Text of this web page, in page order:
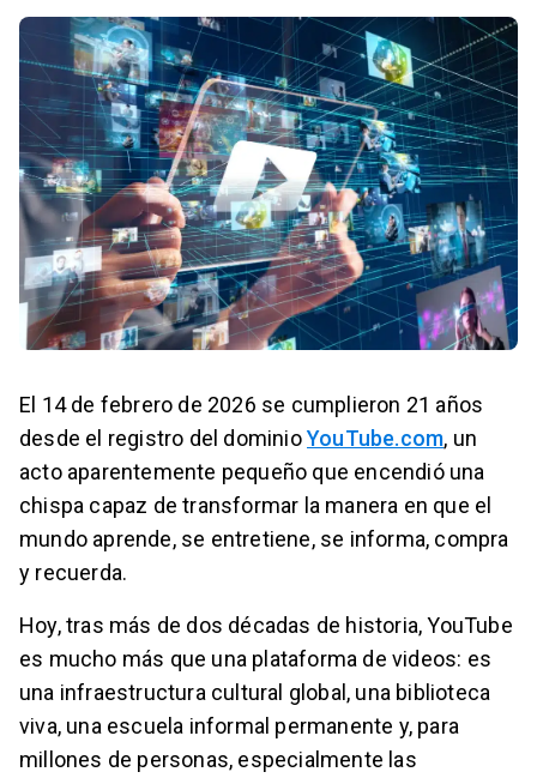
El 14 de febrero de 2026 se cumplieron 21 años
desde el registro del dominioYouTube.com, un
acto aparentemente pequeño que encendió una
chispa capaz de transformar la manera en que el
mundo aprende, se entretiene, se informa, compra
y recuerda.
Hoy, tras más de dos décadas de historia, YouTube
es mucho más que una plataforma de videos: es
una infraestructura cultural global, una biblioteca
viva, una escuela informal permanente y, para
millones de personas, especialmente las